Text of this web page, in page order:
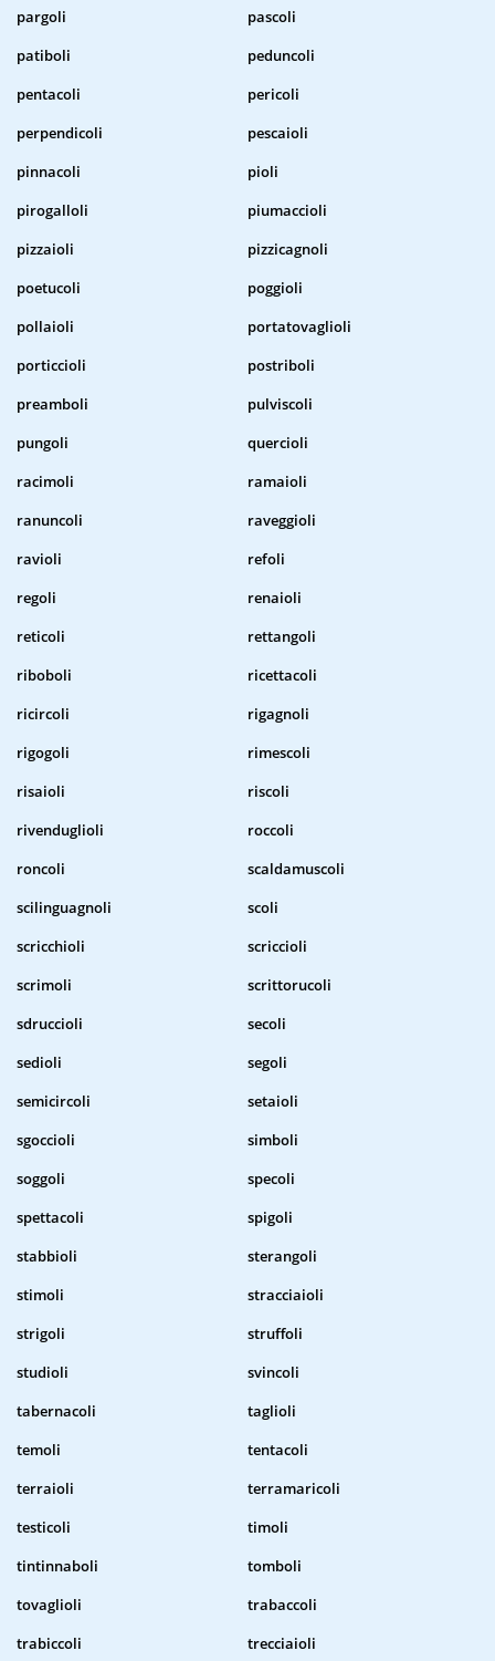
pargoli
pascoli
patiboli
peduncoli
pentacoli
pericoli
perpendicoli
pescaioli
pinnacoli
pioli
pirogalloli
piumaccioli
pizzaioli
pizzicagnoli
poetucoli
poggioli
pollaioli
portatovaglioli
porticcioli
postriboli
preamboli
pulviscoli
pungoli
quercioli
racimoli
ramaioli
ranuncoli
raveggioli
ravioli
refoli
regoli
renaioli
reticoli
rettangoli
riboboli
ricettacoli
ricircoli
rigagnoli
rigogoli
rimescoli
risaioli
riscoli
rivenduglioli
roccoli
roncoli
scaldamuscoli
scilinguagnoli
scoli
scricchioli
scriccioli
scrimoli
scrittorucoli
sdruccioli
secoli
sedioli
segoli
semicircoli
setaioli
sgoccioli
simboli
soggoli
specoli
spettacoli
spigoli
stabbioli
sterangoli
stimoli
stracciaioli
strigoli
struffoli
studioli
svincoli
tabernacoli
taglioli
temoli
tentacoli
terraioli
terramaricoli
testicoli
timoli
tintinnaboli
tomboli
tovaglioli
trabaccoli
trabiccoli
trecciaioli